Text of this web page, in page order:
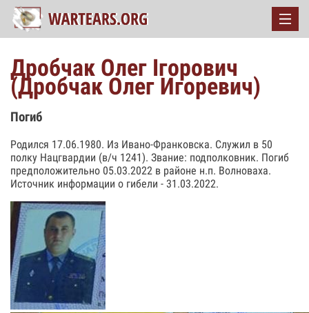
Дробчак Олег Ігорович
(Дробчак Олег Игоревич)
Погиб
Родился 17.06.1980. Из Ивано-Франковска. Служил в 50
полку Нацгвардии (в/ч 1241). Звание: подполковник. Погиб
предположительно 05.03.2022 в районе н.п. Волноваха.
Источник информации о гибели - 31.03.2022.